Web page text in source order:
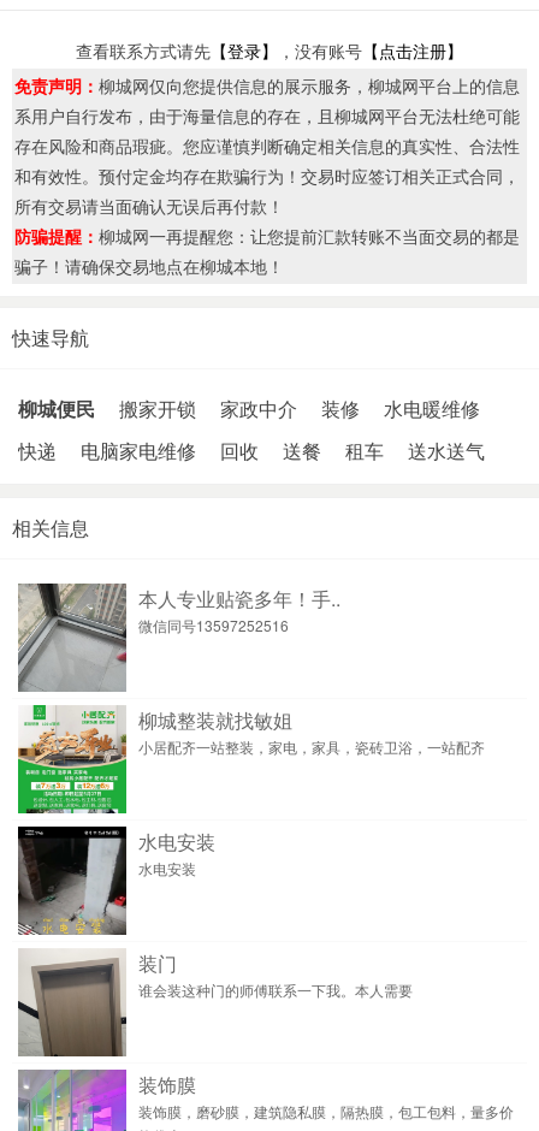
查看联系方式请先 【登录】 ，没有账号 【点击注册】
免责声明： 柳城网仅向您提供信息的展示服务，柳城网平台上的信息
系用户自行发布，由于海量信息的存在，且柳城网平台无法杜绝可能
存在风险和商品瑕疵。您应谨慎判断确定相关信息的真实性、合法性
和有效性。预付定金均存在欺骗行为！交易时应签订相关正式合同，
所有交易请当面确认无误后再付款！
防骗提醒： 柳城网一再提醒您：让您提前汇款转账不当面交易的都是
骗子！请确保交易地点在柳城本地！
快速导航
柳城便民 搬家开锁 家政中介 装修
水电暖维修
快递
电脑家电维修 回收 送餐 租车 送水送气
相关信息
本人专业贴瓷多年！手..
微信同号13597252516
柳城整装就找敏姐
小居配齐一站整装，家电，家具，瓷砖卫浴，一站配齐
水电安装
水电安装
装门
谁会装这种门的师傅联系一下我。本人需要
装饰膜
装饰膜，磨砂膜，建筑隐私膜，隔热膜，包工包料，量多价